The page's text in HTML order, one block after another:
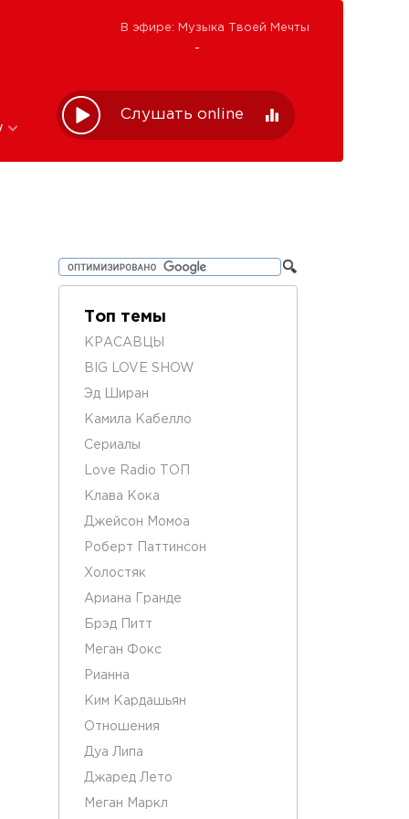
В эфире: Музыка Твоей Мечты
Слушать online
Топ темы
КРАСАВЦЫ
BIG LOVE SHOW
Эд Ширан
Камила Кабелло
Сериалы
Love Radio ТОП
Клава Кока
Джейсон Момоа
Роберт Паттинсон
Холостяк
Ариана Гранде
Брэд Питт
Меган Фокс
Рианна
Ким Кардашьян
Отношения
Дуа Липа
Джаред Лето
Меган Маркл